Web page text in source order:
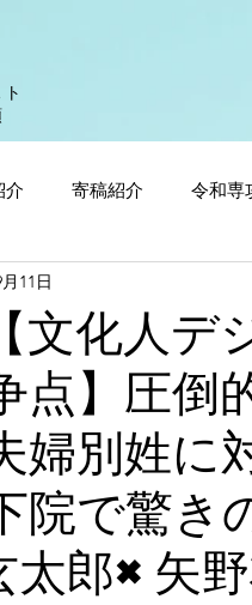
介 寄稿紹介 令和専
文化人
点】圧
婦別姓に
院で驚き
太郎×矢
11日